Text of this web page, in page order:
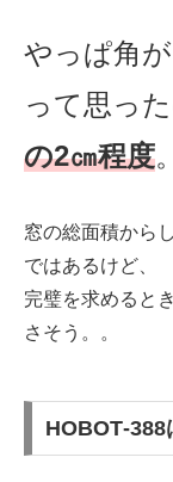
やっぱ角
って思っ
の2㎝程度。
窓の総面積から
ではあるけど、
完璧を求めると
さそう。。